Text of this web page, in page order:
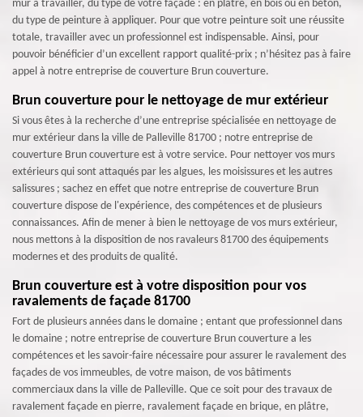
mur à travailler, du type de votre façade : en plâtre, en bois ou en béton,
du type de peinture à appliquer. Pour que votre peinture soit une réussite
totale, travailler avec un professionnel est indispensable. Ainsi, pour
pouvoir bénéficier d’un excellent rapport qualité-prix ; n’hésitez pas à faire
appel à notre entreprise de couverture Brun couverture.
Brun couverture pour le nettoyage de mur extérieur
Si vous êtes à la recherche d’une entreprise spécialisée en nettoyage de
mur extérieur dans la ville de Palleville 81700 ; notre entreprise de
couverture Brun couverture est à votre service. Pour nettoyer vos murs
extérieurs qui sont attaqués par les algues, les moisissures et les autres
salissures ; sachez en effet que notre entreprise de couverture Brun
couverture dispose de l'expérience, des compétences et de plusieurs
connaissances. Afin de mener à bien le nettoyage de vos murs extérieur,
nous mettons à la disposition de nos ravaleurs 81700 des équipements
modernes et des produits de qualité.
Brun couverture est à votre disposition pour vos
ravalements de façade 81700
Fort de plusieurs années dans le domaine ; entant que professionnel dans
le domaine ; notre entreprise de couverture Brun couverture a les
compétences et les savoir-faire nécessaire pour assurer le ravalement des
façades de vos immeubles, de votre maison, de vos bâtiments
commerciaux dans la ville de Palleville. Que ce soit pour des travaux de
ravalement façade en pierre, ravalement façade en brique, en plâtre,